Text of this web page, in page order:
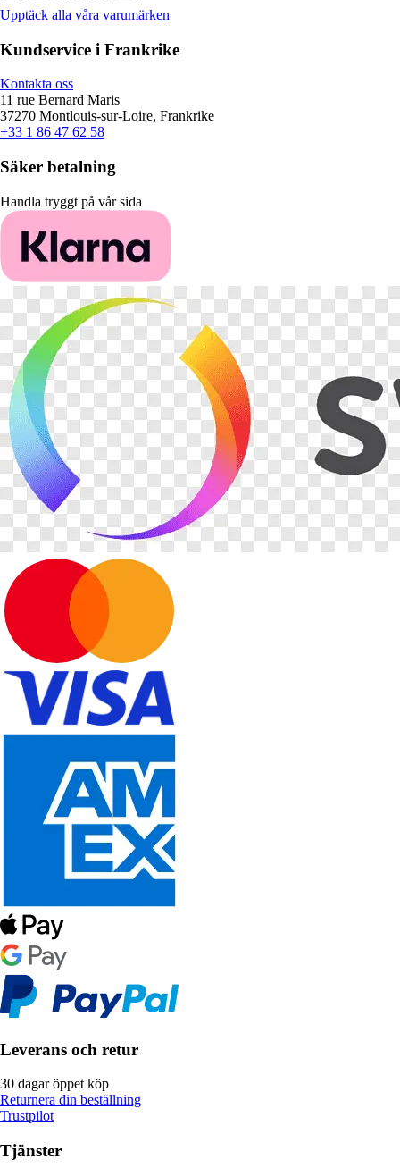
Upptäck alla våra varumärken
Kundservice i Frankrike
Kontakta oss
11 rue Bernard Maris
37270 Montlouis-sur-Loire, Frankrike
+33 1 86 47 62 58
Säker betalning
Handla tryggt på vår sida
Leverans och retur
30 dagar öppet köp
Returnera din beställning
Trustpilot
Tjänster